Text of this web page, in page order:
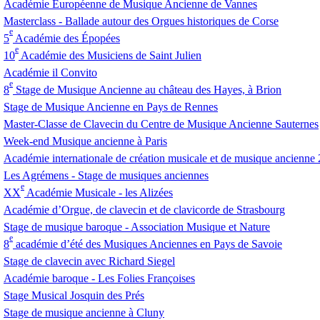
Académie Européenne de Musique Ancienne de Vannes
Masterclass - Ballade autour des Orgues historiques de Corse
5
e
Académie des Épopées
10
e
Académie des Musiciens de Saint Julien
Académie il Convito
8
e
Stage de Musique Ancienne au château des Hayes, à Brion
Stage de Musique Ancienne en Pays de Rennes
Master-Classe de Clavecin du Centre de Musique Ancienne Sauternes
Week-end Musique ancienne à Paris
Académie internationale de création musicale et de musique ancienne
Les Agrémens - Stage de musiques anciennes
XX
e
Académie Musicale - les Alizées
Académie d’Orgue, de clavecin et de clavicorde de Strasbourg
Stage de musique baroque - Association Musique et Nature
8
e
académie d’été des Musiques Anciennes en Pays de Savoie
Stage de clavecin avec Richard Siegel
Académie baroque - Les Folies Françoises
Stage Musical Josquin des Prés
Stage de musique ancienne à Cluny